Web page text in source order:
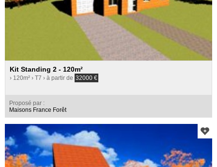
Kit Standing 2 - 120m²
› 120m² › T7 › à partir de 32000 €
Proposé par :
Maisons France Forêt